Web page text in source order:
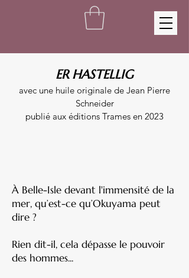
ER HASTELLIG
avec une huile originale de Jean Pierre
Schneider
publié aux éditions Trames en 2023
À Belle-Isle devant l'immensité de la
mer, qu’est-ce qu’Okuyama peut
dire ?
Rien dit-il, cela dépasse le pouvoir
des hommes...